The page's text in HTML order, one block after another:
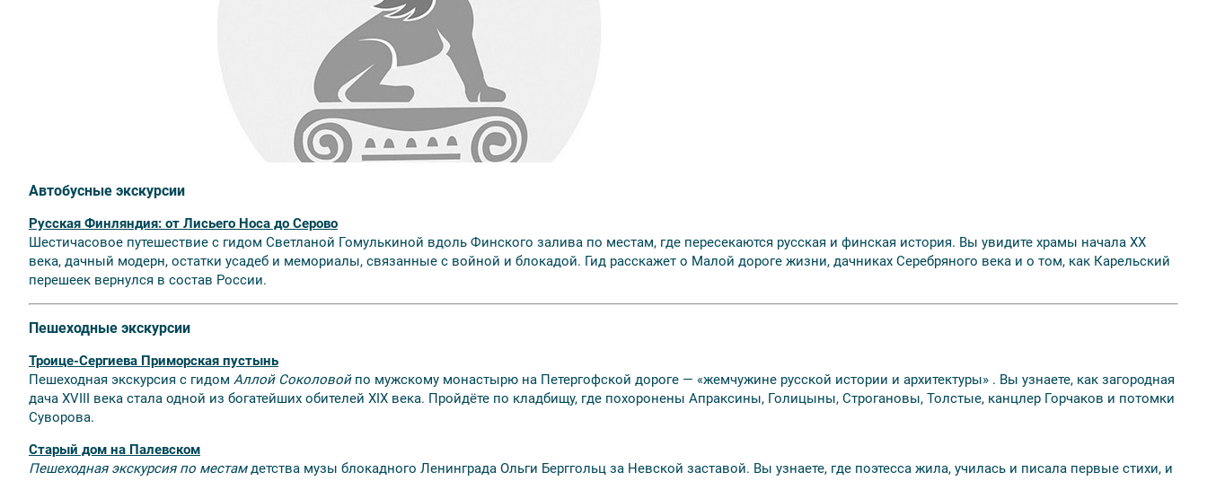
Автобусные экскурсии
Русская Финляндия: от Лисьего Носа до Серово
Шестичасовое путешествие с гидом Светланой Гомулькиной вдоль Финского залива по местам, где пересекаются русская и финская история. Вы увидите храмы начала XX
века, дачный модерн, остатки усадеб и мемориалы, связанные с войной и блокадой. Гид расскажет о Малой дороге жизни, дачниках Серебряного века и о том, как Карельский
перешеек вернулся в состав России.
Пешеходные экскурсии
Троице-Сергиева Приморская пустынь
Пешеходная экскурсия с гидом Аллой Соколовой по мужскому монастырю на Петергофской дороге — «жемчужине русской истории и архитектуры» . Вы узнаете, как загородная
дача XVIII века стала одной из богатейших обителей XIX века. Пройдёте по кладбищу, где похоронены Апраксины, Голицыны, Строгановы, Толстые, канцлер Горчаков и потомки
Суворова.
Старый дом на Палевском
Пешеходная экскурсия по местам детства музы блокадного Ленинграда Ольги Берггольц за Невской заставой. Вы узнаете, где поэтесса жила, училась и писала первые стихи, и